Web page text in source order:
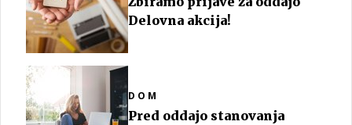
Delovna akcija!
DOM
Pred oddajo stanovanja